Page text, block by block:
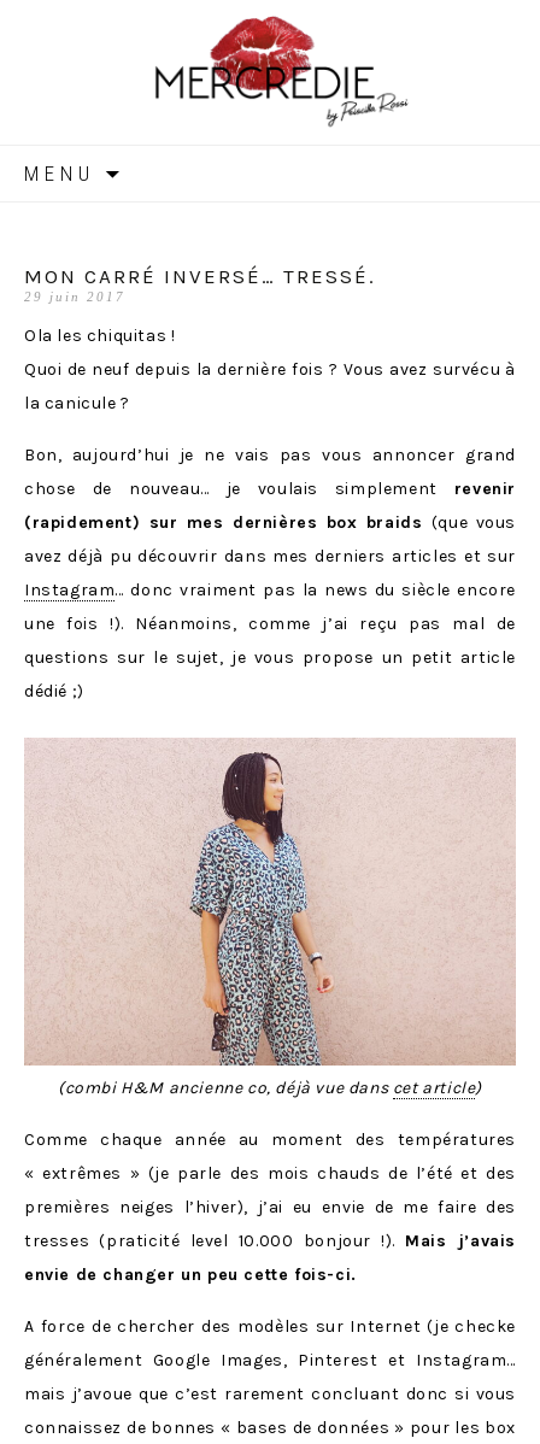
MERCREDIE
MENU
MON CARRÉ INVERSÉ… TRESSÉ.
29 juin 2017
Ola les chiquitas !
Quoi de neuf depuis la dernière fois ? Vous avez survécu à
la canicule ?
Bon, aujourd’hui je ne vais pas vous annoncer grand
chose de nouveau… je voulais simplement revenir
(rapidement) sur mes dernières box braids (que vous
avez déjà pu découvrir dans mes derniers articles et sur
Instagram… donc vraiment pas la news du siècle encore
une fois !). Néanmoins, comme j’ai reçu pas mal de
questions sur le sujet, je vous propose un petit article
dédié ;)
(combi H&M ancienne co, déjà vue dans cet article)
Comme chaque année au moment des températures
« extrêmes » (je parle des mois chauds de l’été et des
premières neiges l’hiver), j’ai eu envie de me faire des
tresses (praticité level 10.000 bonjour !). Mais j’avais
envie de changer un peu cette fois-ci.
A force de chercher des modèles sur Internet (je checke
généralement Google Images, Pinterest et Instagram…
mais j’avoue que c’est rarement concluant donc si vous
connaissez de bonnes « bases de données » pour les box